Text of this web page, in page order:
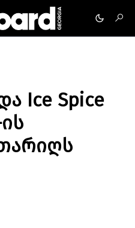
Ice Spice